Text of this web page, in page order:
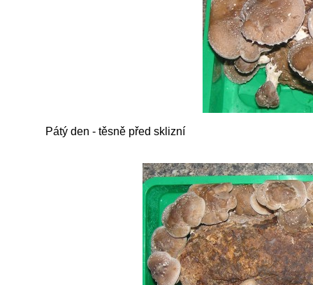
Pátý den - těsně před sklizní